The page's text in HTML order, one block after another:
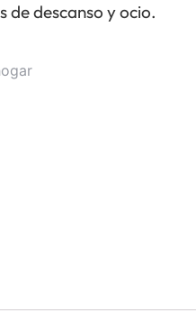
descanso y ocio.